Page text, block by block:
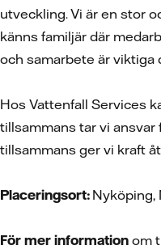
utveckling. Vi är en stor
känns familjär där
och samarbete är viktiga
Hos Vattenfall Services
tillsammans tar vi
tillsammans ger vi kraft
Placeringsort: Nyköping,
För mer information om